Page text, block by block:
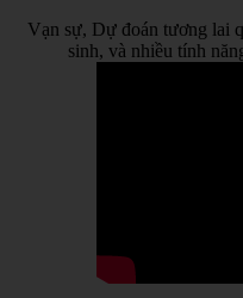
Vạn sự, Dự đoán tương lai
sinh, và nhiều tính